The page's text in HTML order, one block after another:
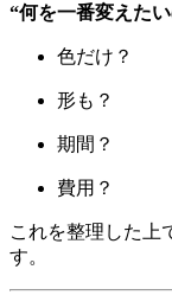
“何を一番変えた
色だけ？
形も？
期間？
費用？
これを整理した上
す。